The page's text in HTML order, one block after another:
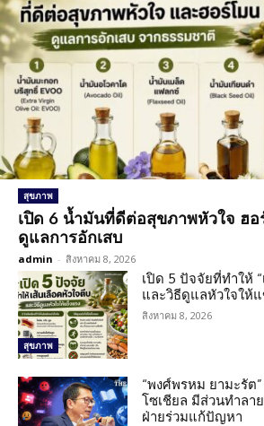
สุขภาพ
เปิด 6 น้ำมันที่ดีต่อสุขภาพหัวใจ ฮ
ดูแลการอักเสบ
admin - สิงหาคม 8, 2026
สุขภาพ
เปิด 5 ปัจจัยที่ทำให้
และวิธีดูแลหัวใจให้
สิงหาคม 8, 2026
“พงศ์พรหม ยามะรัต
โซเชียล มีส่วนทำลา
ฝ่ายร่วมแก้ปัญหา